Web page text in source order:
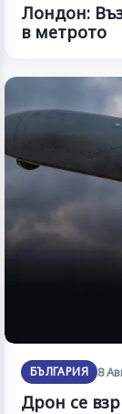
Лондон:
в метрото
БЪЛГАРИЯ 8
Дрон се